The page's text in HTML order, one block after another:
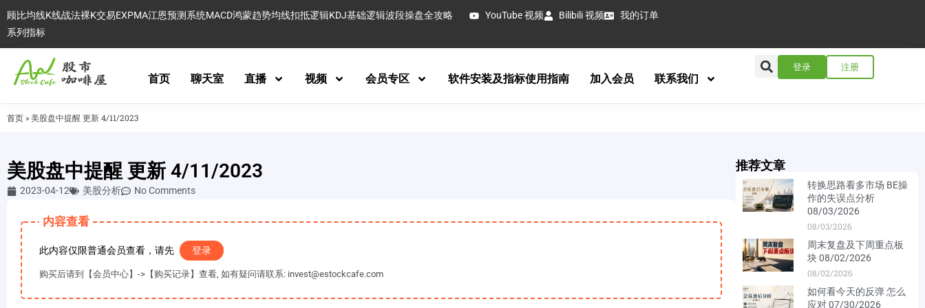
顾比均线K线战法裸K交易EXPMA江恩预测系统MACD鸿蒙趋势均线扣抵逻辑KDJ基础逻辑波段操盘全攻略
系列指标
YouTube 视频 Bilibili 视频 我的订单
首页 聊天室 直播 视频 会员专区 软件安装及指标使用指南 加入会员 联系我们
登录 注册
首页 » 美股盘中提醒 更新 4/11/2023
美股盘中提醒 更新 4/11/2023
2023-04-12 美股分析 No Comments
内容查看
此内容仅限普通会员查看，请先 登录
购买后请到【会员中心】->【购买记录】查看, 如有疑问请联系: invest@estockcafe.com
推荐文章
转换思路看多市场 BE操
作的失误点分析
08/03/2026
08/03/2026
周末复盘及下周重点板
块 08/02/2026
08/02/2026
如何看今天的反弹 怎么
应对 07/30/2026